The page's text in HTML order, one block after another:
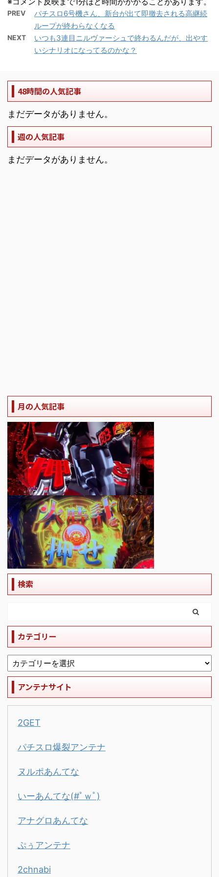
PREV
パチスロ6号機さん、新台が出て即撤去される高継続
ループが終わらなくなる
NEXT
いつも3連目ニルヴァーシュで終わるんだが、出やす
いシナリオになってるのかな？
48時間の人気記事
まだデータがありません。
週の人気記事
まだデータがありません。
月の人気記事
検索
カテゴリー
アンテナサイト
2GET
パチスロ爆裂アンテナ
ヌルポあんてな
いーあんてな(#ﾟｗﾟ)
アナグロあんてな
ぷぅアンテナ
2chnabi